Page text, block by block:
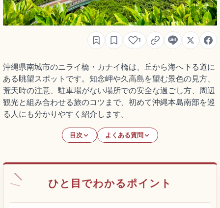
1
沖縄県南城市のニライ橋・カナイ橋は、丘から海へ下る道に
ある眺望スポットです。知念岬や久高島を望む景色の見方、
荒天時の注意、駐車場がない場所での安全な過ごし方、周辺
観光と組み合わせる旅のコツまで、初めて沖縄本島南部を巡
る人にも分かりやすく紹介します。
目次 よくある質問
ひと目でわかるポイント